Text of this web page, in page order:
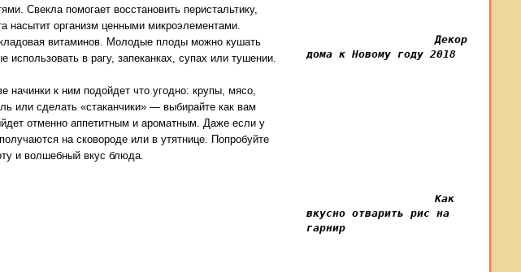
Свекла помогает восстановить перистальтику,
насытит организм ценными микроэлементами.
витаминов. Молодые плоды можно кушать
в рагу, запеканках, супах или тушении.
к ним подойдет что угодно: крупы, мясо,
или сделать «стаканчики» — выбирайте как вам
отменно аппетитным и ароматным. Даже если у
на сковороде или в утятнице. Попробуйте
и волшебный вкус блюда.
Декор
дома к Новому году 2018
Как
вкусно отварить рис на
гарнир